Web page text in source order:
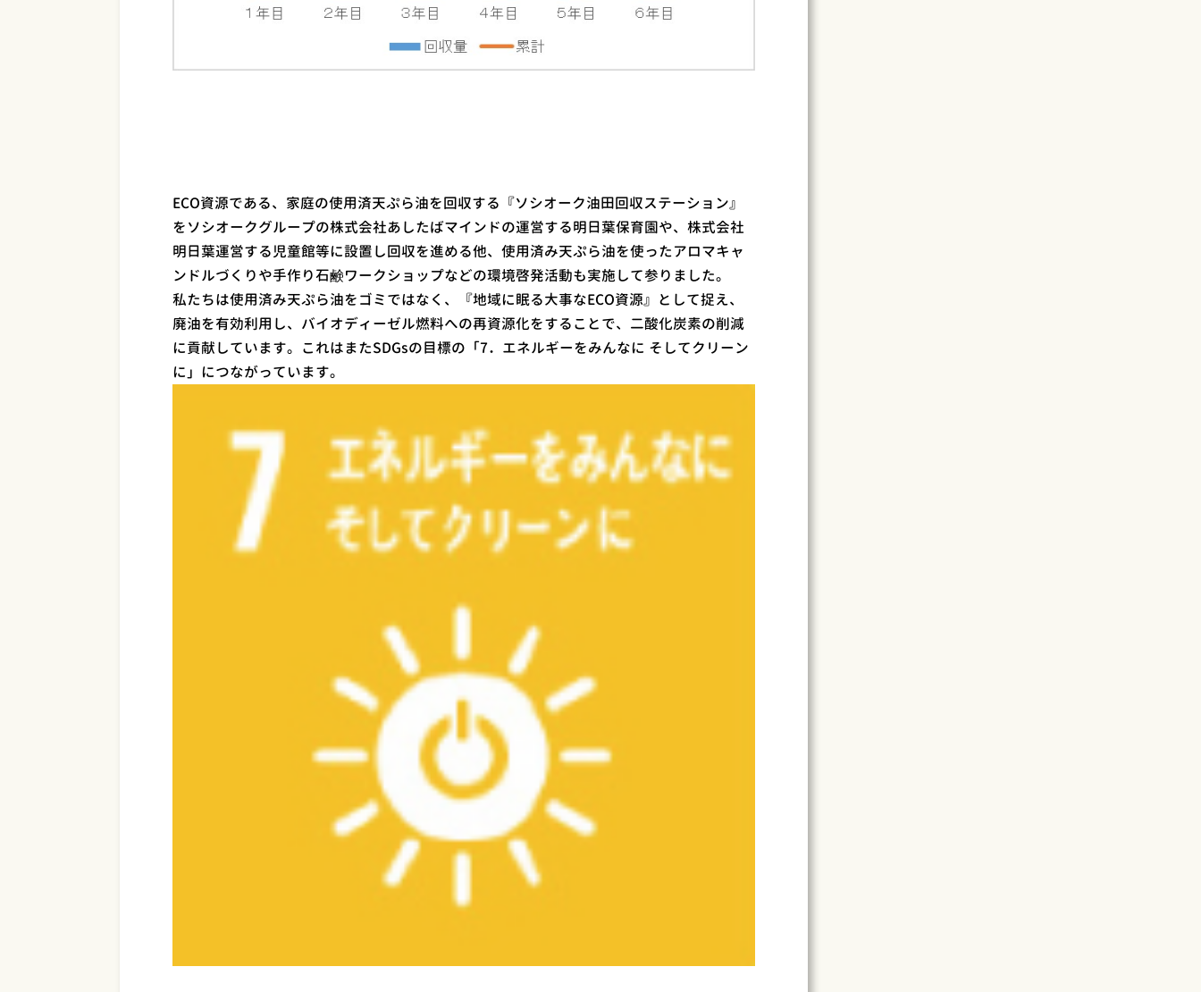
ECO資源である、家庭の使用済天ぷら油を回収する『ソシオーク油田回収ステーション』
をソシオークグループの株式会社あしたばマインドの運営する明日葉保育園や、株式会社
明日葉運営する児童館等に設置し回収を進める他、使用済み天ぷら油を使ったアロマキャ
ンドルづくりや手作り石鹸ワークショップなどの環境啓発活動も実施して参りました。
私たちは使用済み天ぷら油をゴミではなく、『地域に眠る大事なECO資源』として捉え、
廃油を有効利用し、バイオディーゼル燃料への再資源化をすることで、二酸化炭素の削減
に貢献しています。これはまたSDGsの目標の「7．エネルギーをみんなに そしてクリーン
に」につながっています。